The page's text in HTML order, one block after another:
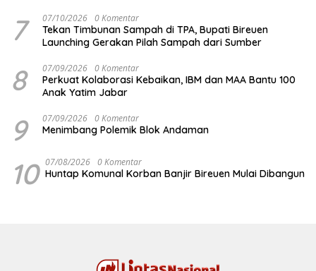
7 07/10/2026 0 Komentar
Tekan Timbunan Sampah di TPA, Bupati Bireuen
Launching Gerakan Pilah Sampah dari Sumber
8 07/09/2026 0 Komentar
Perkuat Kolaborasi Kebaikan, IBM dan MAA Bantu 100
Anak Yatim Jabar
9 07/09/2026 0 Komentar
Menimbang Polemik Blok Andaman
10 07/08/2026 0 Komentar
Huntap Komunal Korban Banjir Bireuen Mulai Dibangun